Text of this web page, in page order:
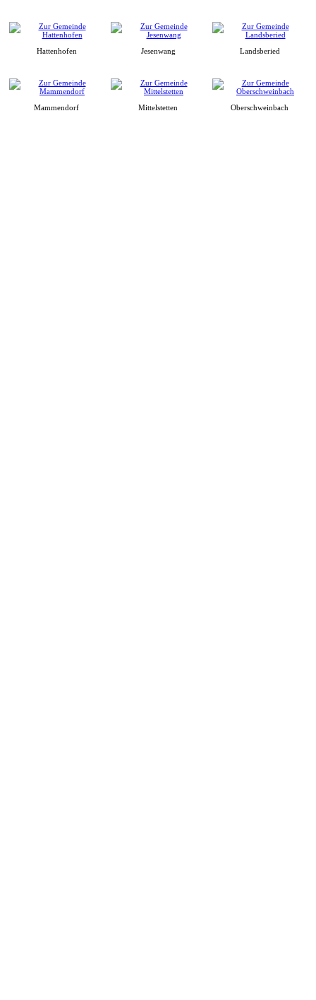
Hattenhofen Jesenwang Landsberied
Mammendorf Mittelstetten Oberschweinbach